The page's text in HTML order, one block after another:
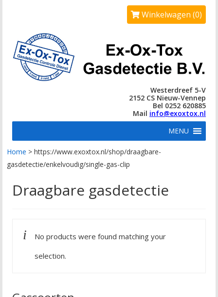
Winkelwagen (0)
Westerdreef 5-V
2152 CS Nieuw-Vennep
Bel 0252 620885
Mail info@exoxtox.nl
MENU
Home > https://www.exoxtox.nl/shop/draagbare-
gasdetectie/enkelvoudig/single-gas-clip
Draagbare gasdetectie
No products were found matching your
selection.